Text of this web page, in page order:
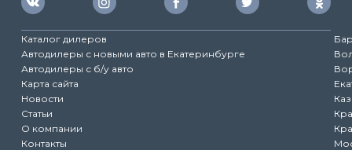
Каталог дилеров
Автодилеры с новыми авто в Екатеринбурге
Автодилеры с б/у авто
Карта сайта
Новости
Статьи
О компании
Контакты